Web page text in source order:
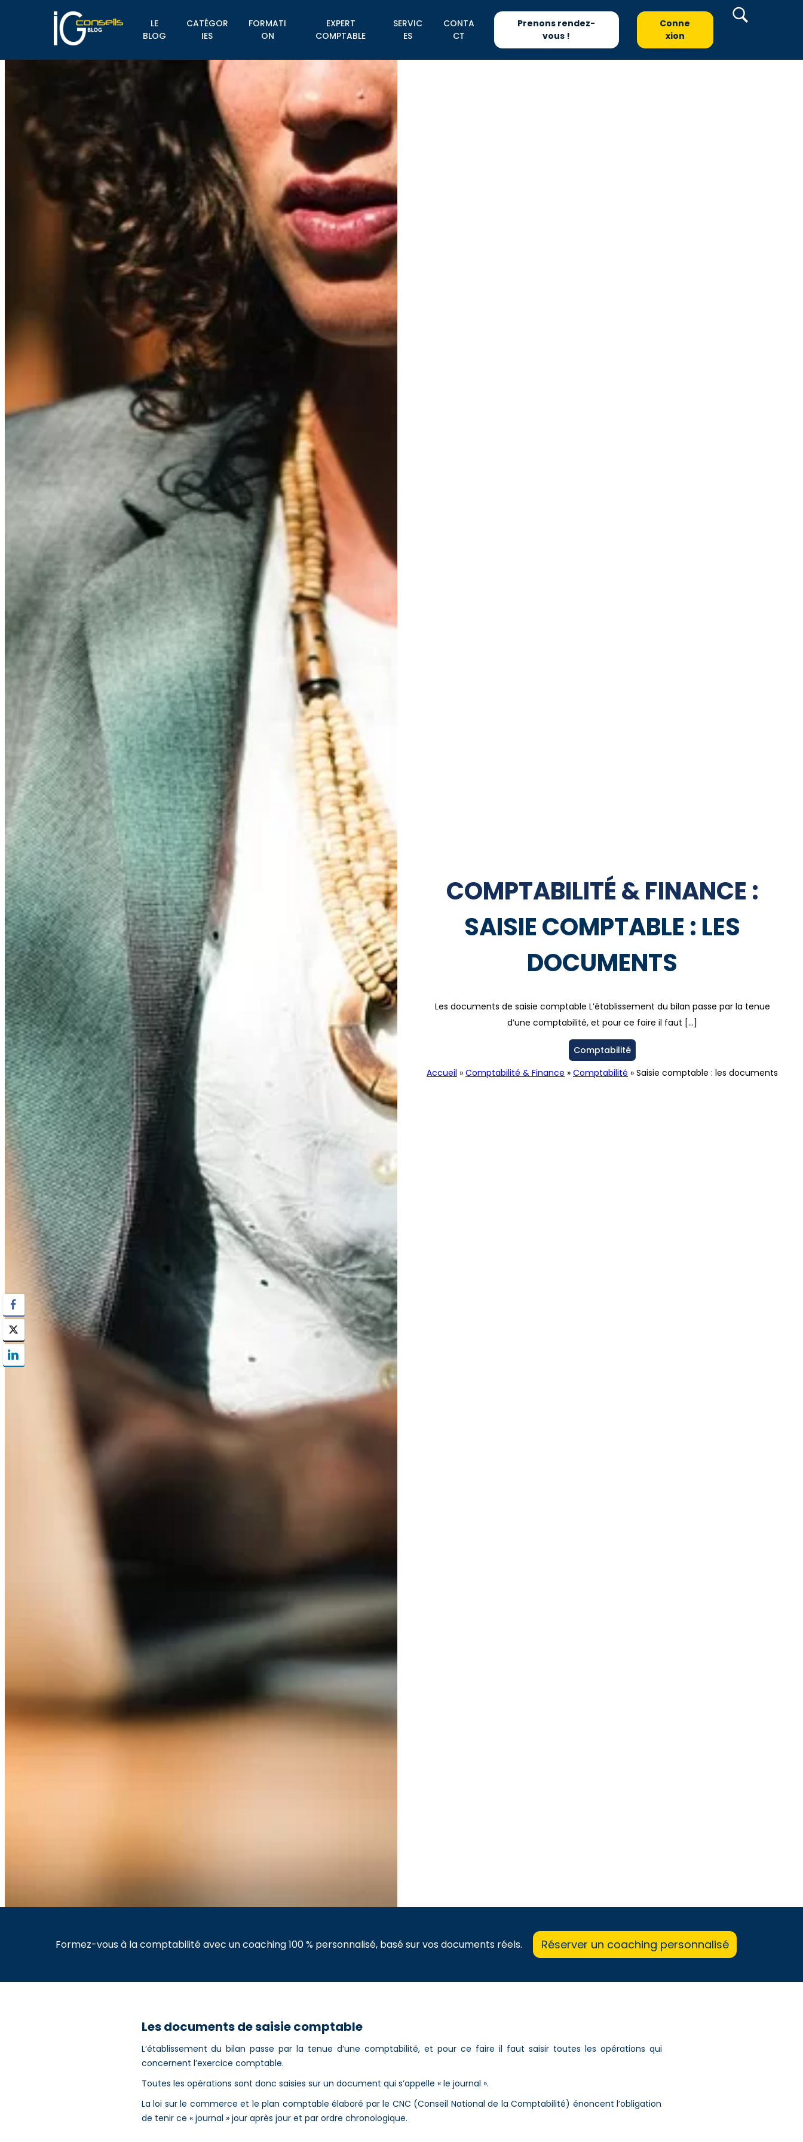
LE
BLOG
CATÉGOR
IES
FORMATI
ON
EXPERT
COMPTABLE
SERVIC
ES
CONTA
CT
Prenons rendez-
vous !
Conne
xion
COMPTABILITÉ & FINANCE :
SAISIE COMPTABLE : LES
DOCUMENTS
Les documents de saisie comptable L’établissement du bilan passe par la tenue
d’une comptabilité, et pour ce faire il faut […]
Comptabilité
Accueil » Comptabilité & Finance » Comptabilité » Saisie comptable : les documents
Formez-vous à la comptabilité avec un coaching 100 % personnalisé, basé sur vos documents réels. Réserver un coaching personnalisé
Les documents de saisie comptable
L’établissement du bilan passe par la tenue d’une comptabilité, et pour ce faire il faut saisir toutes les opérations qui
concernent l’exercice comptable.
Toutes les opérations sont donc saisies sur un document qui s’appelle « le journal ».
La loi sur le commerce et le plan comptable élaboré par le CNC (Conseil National de la Comptabilité) énoncent l’obligation
de tenir ce « journal » jour après jour et par ordre chronologique.